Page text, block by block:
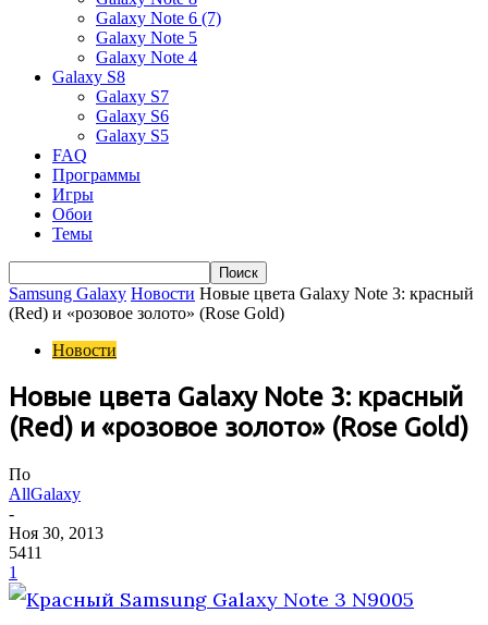
Galaxy Note 6 (7)
Galaxy Note 5
Galaxy Note 4
Galaxy S8
Galaxy S7
Galaxy S6
Galaxy S5
FAQ
Программы
Игры
Обои
Темы
Samsung Galaxy Новости Новые цвета Galaxy Note 3: красный
(Red) и «розовое золото» (Rose Gold)
Новости
Новые цвета Galaxy Note 3: красный
(Red) и «розовое золото» (Rose Gold)
По
AllGalaxy
-
Ноя 30, 2013
5411
1